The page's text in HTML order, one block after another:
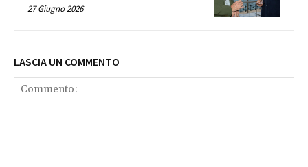
27 Giugno 2026
LASCIA UN COMMENTO